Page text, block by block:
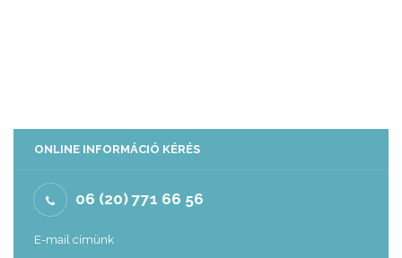
ONLINE INFORMÁCIÓ KÉRÉS
06 (20) 771 66 56
E-mail címünk